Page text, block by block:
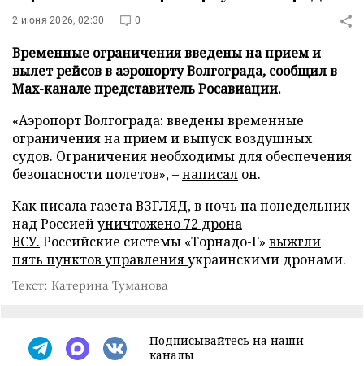
2 июня 2026, 02:30 0
Временные ограничения введены на прием и
вылет рейсов в аэропорту Волгограда, сообщил в
Max-канале представитель Росавиации.
«Аэропорт Волгограда: введены временные
ограничения на прием и выпуск воздушных
судов. Ограничения необходимы для обеспечения
безопасности полетов», –написал он.
Как писала газета ВЗГЛЯД, в ночь на понедельник
над Россиейуничтожено 72 дрона
ВСУ. Российские системы «Торнадо-Г» выжгли
пять пунктов управленияукраинскими дронами.
Текст: Катерина Туманова
Подписывайтесь на наши
каналы